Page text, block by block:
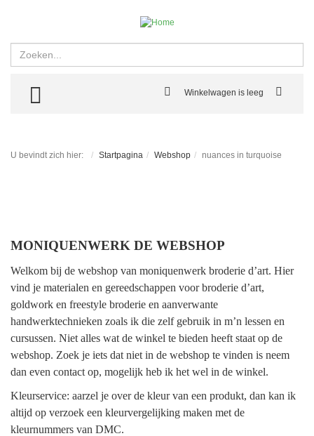
TOGGLE MENUWinkelwagen is leeg
U bevindt zich hier: Startpagina Webshop nuances in turquoise
MONIQUENWERK DE WEBSHOP
Welkom bij de webshop van moniquenwerk broderie d’art. Hier
vind je materialen en gereedschappen voor broderie d’art,
goldwork en freestyle broderie en aanverwante
handwerktechnieken zoals ik die zelf gebruik in m’n lessen en
cursussen. Niet alles wat de winkel te bieden heeft staat op de
webshop. Zoek je iets dat niet in de webshop te vinden is neem
dan even contact op, mogelijk heb ik het wel in de winkel.
Kleurservice: aarzel je over de kleur van een produkt, dan kan ik
altijd op verzoek een kleurvergelijking maken met de
kleurnummers van DMC.